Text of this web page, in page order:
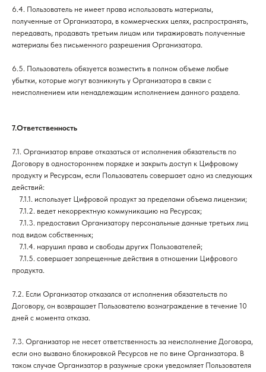
6.4. Пользователь не имеет права использовать материалы,
полученные от Организатора, в коммерческих целях, распространять,
передавать, продавать третьим лицам или тиражировать полученные
материалы без письменного разрешения Организатора.
6.5. Пользователь обязуется возместить в полном объеме любые
убытки, которые могут возникнуть у Организатора в связи с
неисполнением или ненадлежащим исполнением данного раздела.
7.Ответственность
7.1. Организатор вправе отказаться от исполнения обязательств по
Договору в одностороннем порядке и закрыть доступ к Цифровому
продукту и Ресурсам, если Пользователь совершает одно из следующих
действий:
7.1.1. использует Цифровой продукт за пределами объема лицензии;
7.1.2. ведет некорректную коммуникацию на Ресурсах;
7.1.3. предоставил Организатору персональные данные третьих лиц
под видом собственных;
7.1.4. нарушил права и свободы других Пользователей;
7.1.5. совершает запрещенные действия в отношении Цифрового
продукта.
7.2. Если Организатор отказался от исполнения обязательств по
Договору, он возвращает Пользователю вознаграждение в течение 10
дней с момента отказа.
7.3. Организатор не несет ответственность за неисполнение Договора,
если оно вызвано блокировкой Ресурсов не по вине Организатора. В
таком случае Организатор в разумные сроки уведомляет Пользователя
СОТРУДНИЧЕСТВО
info@murmaripari.ru
ОБО МНЕ
КОНСУЛЬТАЦИИ
VK
INSTAGRAM
Запрещенная в РФ организация
Murmaripari - зарегистрированный товарный знак
ИП Муравьева Марина Владимировна
ИНН 611203082204
ТЕЛЕГРАМ БОТ
СЛУЖБА ЗАБОТЫ